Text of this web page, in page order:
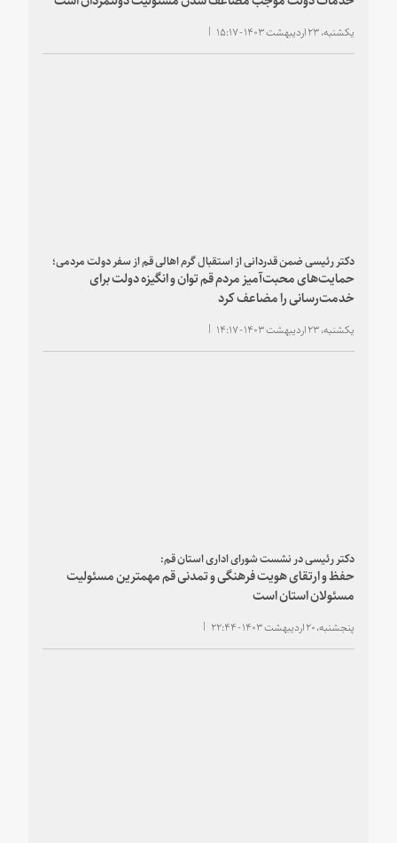
یکشنبه، ۲۳ اردیبهشت ۱۴۰۳ - ۱۵:۱۷
دکتر رئیسی ضمن قدردانی از استقبال گرم اهالی قم از سفر دولت مردمی؛
حمایت‌های محبت‌آمیز مردم قم توان و انگیزه دولت برای
خدمت‌رسانی را مضاعف کرد
یکشنبه، ۲۳ اردیبهشت ۱۴۰۳ - ۱۴:۱۷
دکتر رئیسی در نشست شورای اداری استان قم:
حفظ و ارتقای هویت فرهنگی و تمدنی قم مهمترین مسئولیت
مسئولان استان است
پنجشنبه، ۲۰ اردیبهشت ۱۴۰۳ - ۲۲:۴۴